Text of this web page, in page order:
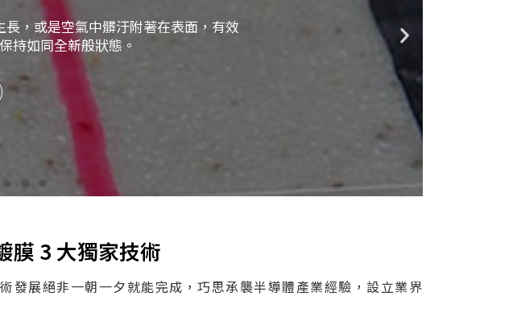
，或是空氣中髒汙附著在表面，有效
持如同全新般狀態。
膜 3 大獨家技術
發展絕非一朝一夕就能完成，巧思承襲半導體產業經驗，設立業界